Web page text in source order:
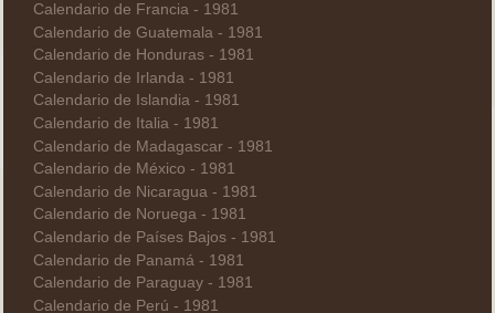
Calendario de Francia - 1981
Calendario de Guatemala - 1981
Calendario de Honduras - 1981
Calendario de Irlanda - 1981
Calendario de Islandia - 1981
Calendario de Italia - 1981
Calendario de Madagascar - 1981
Calendario de México - 1981
Calendario de Nicaragua - 1981
Calendario de Noruega - 1981
Calendario de Países Bajos - 1981
Calendario de Panamá - 1981
Calendario de Paraguay - 1981
Calendario de Perú - 1981